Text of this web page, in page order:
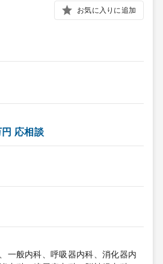
お気に入りに追加
応相談
一般内科、呼吸器内科、消化器内